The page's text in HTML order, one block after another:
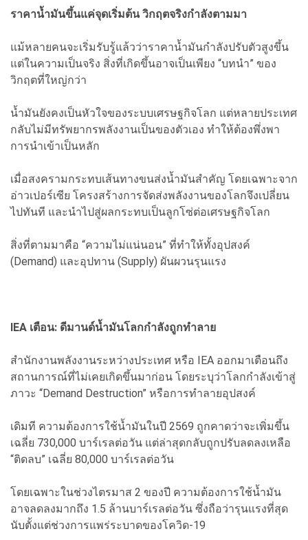
ราคาน้ำมันขึ้นแค่จุดเริ่มต้น วิกฤตจริงกำลังตามมา
แม้หลายคนจะเริ่มรับรู้แล้วว่าราคาน้ำมันกำลังปรับตัวสูงขึ้น
แต่ในความเป็นจริง สิ่งที่เกิดขึ้นอาจเป็นเพียง “บทนำ” ของ
วิกฤตที่ใหญ่กว่า
น้ำมันยังคงเป็นหัวใจของระบบเศรษฐกิจโลก แต่หลายประเทศ
กลับไม่มีทรัพยากรพลังงานเป็นของตัวเอง ทำให้ต้องพึ่งพา
การนำเข้าเป็นหลัก
เมื่อสงครามกระทบเส้นทางขนส่งน้ำมันสำคัญ โดยเฉพาะจาก
อ่าวเปอร์เซีย โครงสร้างการจัดส่งพลังงานของโลกจึงเปลี่ยน
ไปทันที และนำไปสู่ผลกระทบเป็นลูกโซ่ต่อเศรษฐกิจโลก
สิ่งที่ตามมาคือ “ความไม่แน่นอน” ที่ทำให้ทั้งอุปสงค์
(Demand) และอุปทาน (Supply) ผันผวนรุนแรง
IEA เตือน: ดีมานด์น้ำมันโลกกำลังถูกทำลาย
สำนักงานพลังงานระหว่างประเทศ หรือ IEA ออกมาเตือนถึง
สถานการณ์ที่ไม่เคยเกิดขึ้นมาก่อน โดยระบุว่าโลกกำลังเข้าสู่
ภาวะ “Demand Destruction” หรือการทำลายอุปสงค์
เดิมที ความต้องการใช้น้ำมันในปี 2569 ถูกคาดว่าจะเพิ่มขึ้น
เฉลี่ย 730,000 บาร์เรลต่อวัน แต่ล่าสุดกลับถูกปรับลดลงเหลือ
“ติดลบ” เฉลี่ย 80,000 บาร์เรลต่อวัน
โดยเฉพาะในช่วงไตรมาส 2 ของปี ความต้องการใช้น้ำมัน
อาจลดลงมากถึง 1.5 ล้านบาร์เรลต่อวัน ซึ่งถือว่ารุนแรงที่สุด
นับตั้งแต่ช่วงการแพร่ระบาดของโควิด-19